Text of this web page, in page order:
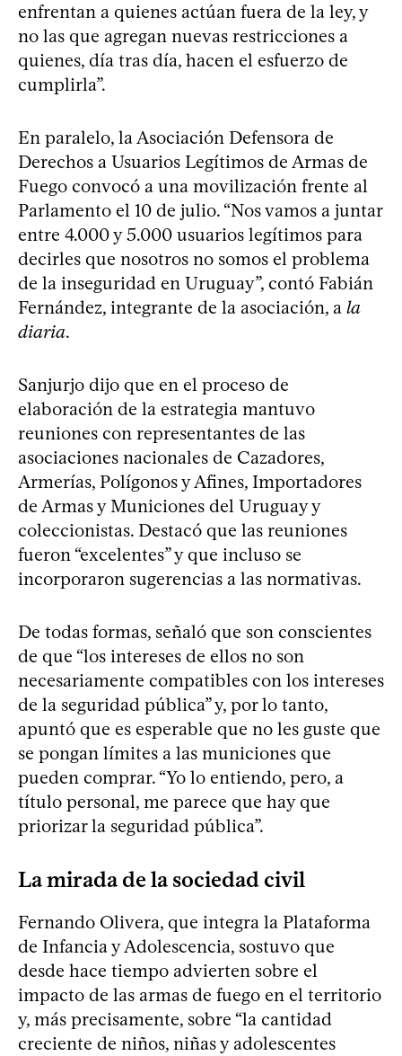
enfrentan a quienes actúan fuera de la ley, y
no las que agregan nuevas restricciones a
quienes, día tras día, hacen el esfuerzo de
cumplirla”.
En paralelo, la Asociación Defensora de
Derechos a Usuarios Legítimos de Armas de
Fuego convocó a una movilización frente al
Parlamento el 10 de julio. “Nos vamos a juntar
entre 4.000 y 5.000 usuarios legítimos para
decirles que nosotros no somos el problema
de la inseguridad en Uruguay”, contó Fabián
Fernández, integrante de la asociación, a la
diaria.
Sanjurjo dijo que en el proceso de
elaboración de la estrategia mantuvo
reuniones con representantes de las
asociaciones nacionales de Cazadores,
Armerías, Polígonos y Afines, Importadores
de Armas y Municiones del Uruguay y
coleccionistas. Destacó que las reuniones
fueron “excelentes” y que incluso se
incorporaron sugerencias a las normativas.
De todas formas, señaló que son conscientes
de que “los intereses de ellos no son
necesariamente compatibles con los intereses
de la seguridad pública” y, por lo tanto,
apuntó que es esperable que no les guste que
se pongan límites a las municiones que
pueden comprar. “Yo lo entiendo, pero, a
título personal, me parece que hay que
priorizar la seguridad pública”.
La mirada de la sociedad civil
Fernando Olivera, que integra la Plataforma
de Infancia y Adolescencia, sostuvo que
desde hace tiempo advierten sobre el
impacto de las armas de fuego en el territorio
y, más precisamente, sobre “la cantidad
creciente de niños, niñas y adolescentes